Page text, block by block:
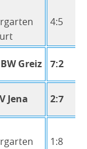
4:5
Greiz 7:2
Jena 2:7
1:8